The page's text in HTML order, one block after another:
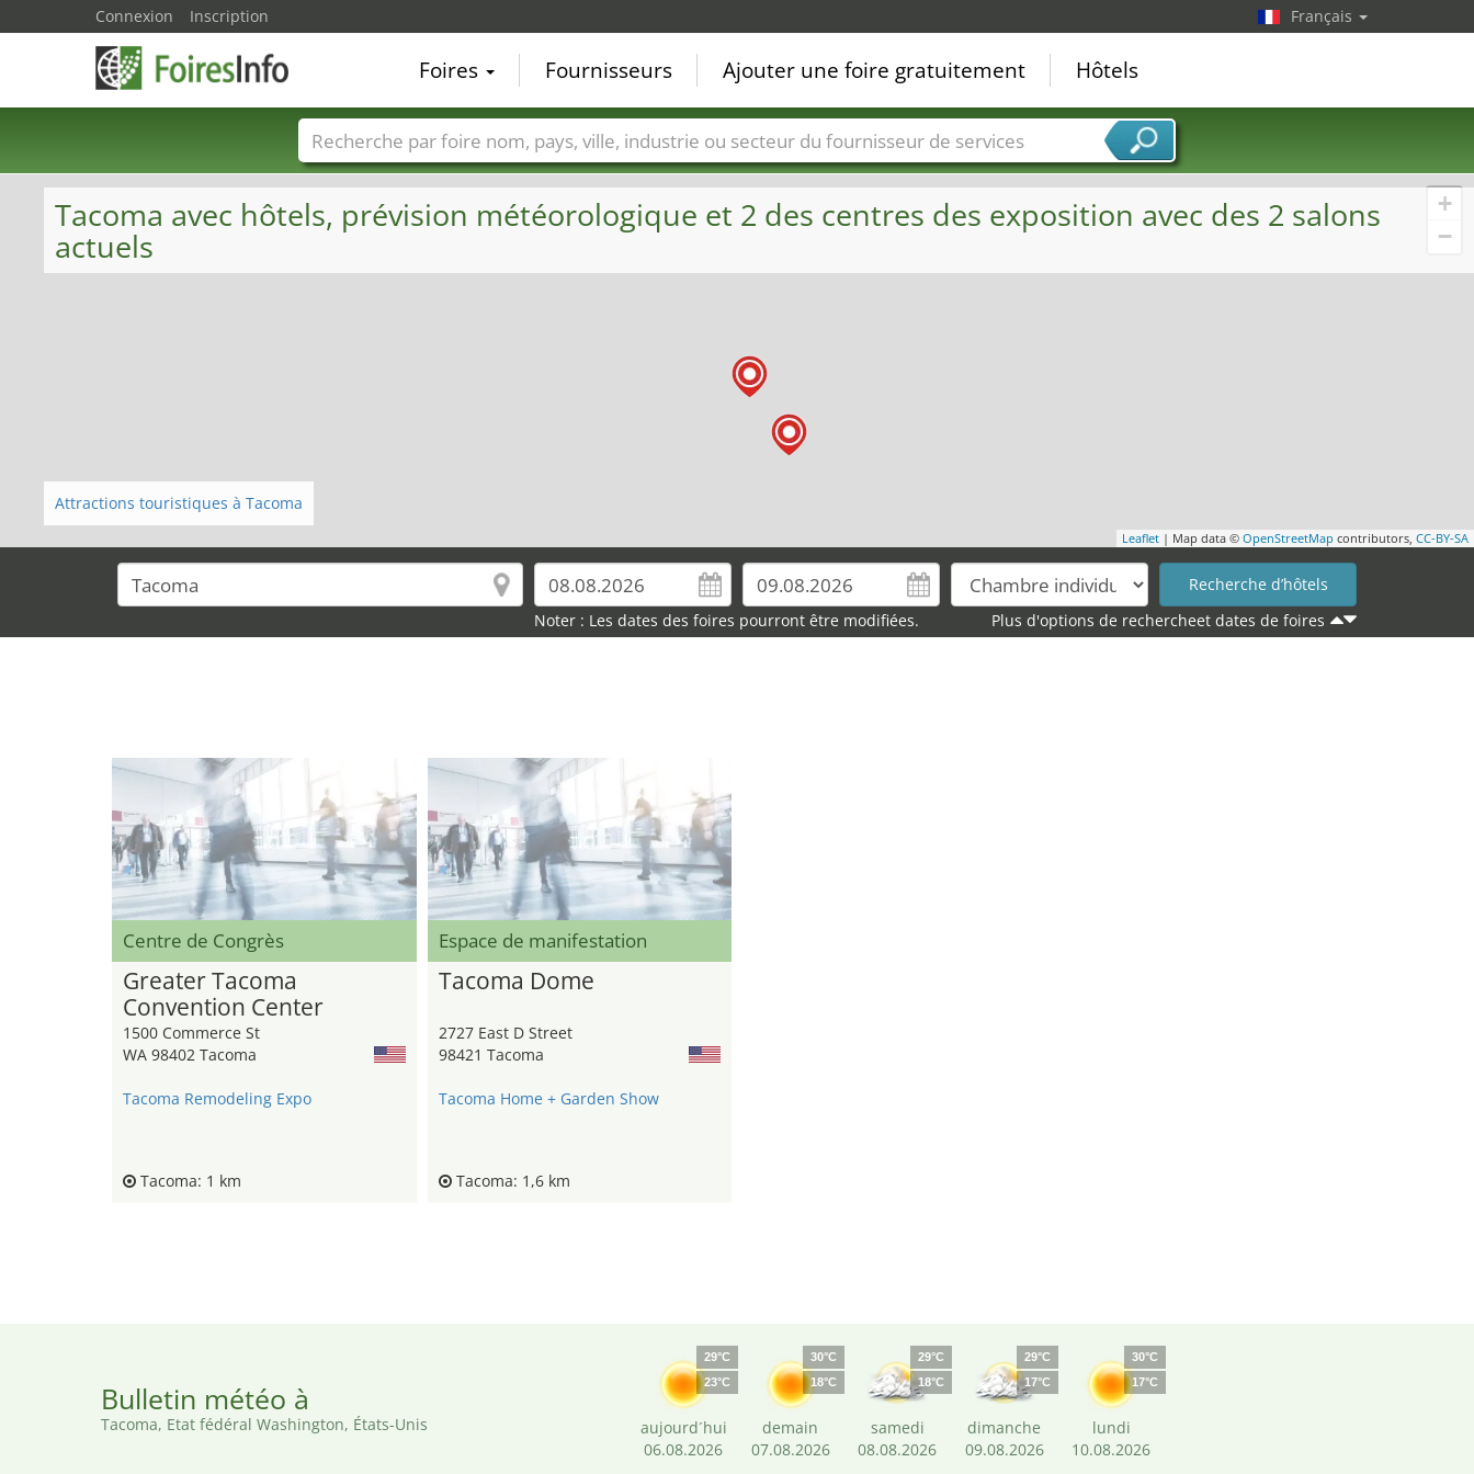
+
−
Leaflet | Map data © OpenStreetMap contributors, CC-BY-SA
Tacoma avec hôtels, prévision météorologique et 2 des centres des exposition avec des 2 salons
actuels
Attractions touristiques à Tacoma
Noter : Les dates des foires pourront être modifiées. Plus d'options de rechercheet dates de foires
Centre de Congrès
Greater Tacoma
Convention Center
1500 Commerce St
WA 98402 Tacoma
Tacoma Remodeling Expo
Tacoma: 1 km
Espace de manifestation
Tacoma Dome
2727 East D Street
98421 Tacoma
Tacoma Home + Garden Show
Tacoma: 1,6 km
Bulletin météo à
Tacoma, Etat fédéral Washington, États-Unis
29°C
23°C
aujourd´hui
06.08.2026
30°C
18°C
demain
07.08.2026
29°C
18°C
samedi
08.08.2026
29°C
17°C
dimanche
09.08.2026
30°C
17°C
lundi
10.08.2026
Connexion Inscription Français
Foires Fournisseurs Ajouter une foire gratuitement Hôtels
Foire noms Pays Villes Secteurs de foire Secteurs du fournisseur de services